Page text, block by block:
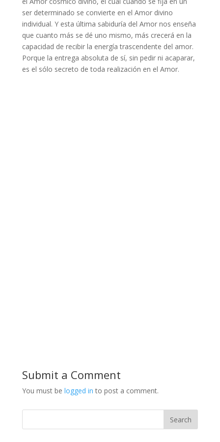
ser determinado se convierte en el Amor divino
individual. Y esta última sabiduría del Amor nos enseña
que cuanto más se dé uno mismo, más crecerá en la
capacidad de recibir la energía trascendente del amor.
Porque la entrega absoluta de sí, sin pedir ni acaparar,
es el sólo secreto de toda realización en el Amor.
Submit a Comment
You must be logged in to post a comment.